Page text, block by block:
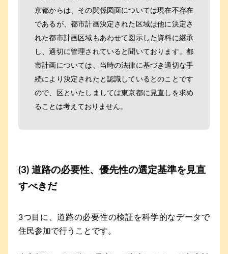
京都からは、その関係図面については現在不存在
であるが、都市計画決定された区域は他に決定さ
れた都市計画区域もあわせて図示した資料に継承
し、適切に管理されていると聞いております。都
市計画については、当時の法律に基づき適切な手
続により決定されたと認識しているとのことです
ので、区といたしましては東京都に見直しを求め
ることは考えておりません。
(3) 道路の必要性、優先性の選定基準を見直
すべきだ
3つ目に、道路の必要性の検証を科学的なデータで
住民参加で行うことです。